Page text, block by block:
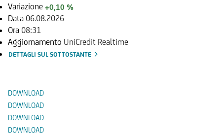
Variazione +0,10 %
Data 06.08.2026
Ora 08:31
Aggiornamento UniCredit Realtime
DETTAGLI SUL SOTTOSTANTE
DOWNLOAD
DOWNLOAD
DOWNLOAD
DOWNLOAD